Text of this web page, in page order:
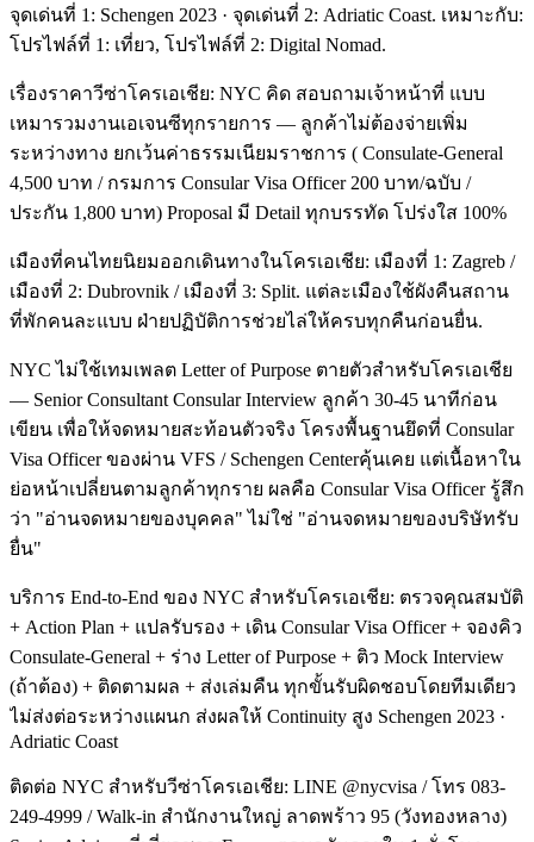
จุดเด่นที่ 1: Schengen 2023 · จุดเด่นที่ 2: Adriatic Coast. เหมาะกับ:
โปรไฟล์ที่ 1: เที่ยว, โปรไฟล์ที่ 2: Digital Nomad.
เรื่องราคาวีซ่าโครเอเชีย: NYC คิด สอบถามเจ้าหน้าที่ แบบ
เหมารวมงานเอเจนซีทุกรายการ — ลูกค้าไม่ต้องจ่ายเพิ่ม
ระหว่างทาง ยกเว้นค่าธรรมเนียมราชการ ( Consulate-General
4,500 บาท / กรมการ Consular Visa Officer 200 บาท/ฉบับ /
ประกัน 1,800 บาท) Proposal มี Detail ทุกบรรทัด โปร่งใส 100%
เมืองที่คนไทยนิยมออกเดินทางในโครเอเชีย: เมืองที่ 1: Zagreb /
เมืองที่ 2: Dubrovnik / เมืองที่ 3: Split. แต่ละเมืองใช้ผังคืนสถาน
ที่พักคนละแบบ ฝ่ายปฏิบัติการช่วยไล่ให้ครบทุกคืนก่อนยื่น.
NYC ไม่ใช้เทมเพลต Letter of Purpose ตายตัวสำหรับโครเอเชีย
— Senior Consultant Consular Interview ลูกค้า 30-45 นาทีก่อน
เขียน เพื่อให้จดหมายสะท้อนตัวจริง โครงพื้นฐานยึดที่ Consular
Visa Officer ของผ่าน VFS / Schengen Centerคุ้นเคย แต่เนื้อหาใน
ย่อหน้าเปลี่ยนตามลูกค้าทุกราย ผลคือ Consular Visa Officer รู้สึก
ว่า "อ่านจดหมายของบุคคล" ไม่ใช่ "อ่านจดหมายของบริษัทรับ
ยื่น"
บริการ End-to-End ของ NYC สำหรับโครเอเชีย: ตรวจคุณสมบัติ
+ Action Plan + แปลรับรอง + เดิน Consular Visa Officer + จองคิว
Consulate-General + ร่าง Letter of Purpose + ติว Mock Interview
(ถ้าต้อง) + ติดตามผล + ส่งเล่มคืน ทุกขั้นรับผิดชอบโดยทีมเดียว
ไม่ส่งต่อระหว่างแผนก ส่งผลให้ Continuity สูง Schengen 2023 ·
Adriatic Coast
ติดต่อ NYC สำหรับวีซ่าโครเอเชีย: LINE @nycvisa / โทร 083-
249-4999 / Walk-in สำนักงานใหญ่ ลาดพร้าว 95 (วังทองหลาง)